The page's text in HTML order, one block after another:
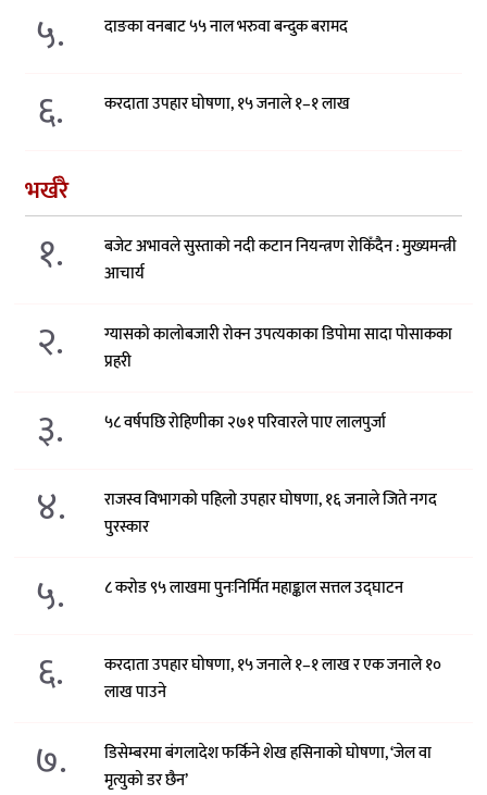
५. दाङका वनबाट ५५ नाल भरुवा बन्दुक बरामद
६. करदाता उपहार घोषणा, १५ जनाले १–१ लाख
भर्खरै
१.
बजेट अभावले सुस्ताको नदी कटान नियन्त्रण रोकिँदैन : मुख्यमन्त्री
आचार्य
२.
ग्यासको कालोबजारी रोक्न उपत्यकाका डिपोमा सादा पोसाकका
प्रहरी
३. ५८ वर्षपछि रोहिणीका २७१ परिवारले पाए लालपुर्जा
४.
राजस्व विभागको पहिलो उपहार घोषणा, १६ जनाले जिते नगद
पुरस्कार
५. ८ करोड ९५ लाखमा पुनःनिर्मित महाङ्काल सत्तल उद्घाटन
६.
करदाता उपहार घोषणा, १५ जनाले १–१ लाख र एक जनाले १०
लाख पाउने
७.
डिसेम्बरमा बंगलादेश फर्किने शेख हसिनाको घोषणा, ‘जेल वा
मृत्युको डर छैन’